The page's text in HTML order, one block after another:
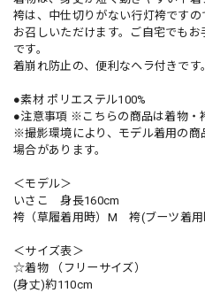
袴は、中仕切りがない行灯袴です
お召しいただけます。ご自宅でも
です。
着崩れ防止の、便利なヘラ付きです。
●素材 ポリエステル100%
●注意事項 ※こちらの商品は着物・
※撮影環境により、モデル着用の商
場合があります。
＜モデル＞
いさこ 身長160cm
袴（草履着用時）M 袴(ブーツ着
＜サイズ表＞
☆着物 （フリーサイズ）
(身丈)約110cm